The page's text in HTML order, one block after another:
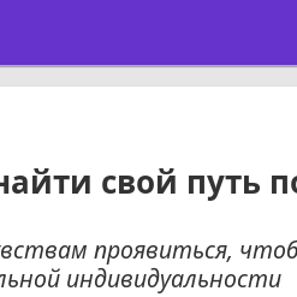
свой путь
проявиться,
индивидуальности